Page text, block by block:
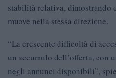
stabilità relativa, dimostrando
muove nella stessa direzione.
“La crescente difficoltà di
un accumulo dell’offerta, con
negli annunci disponibili”,